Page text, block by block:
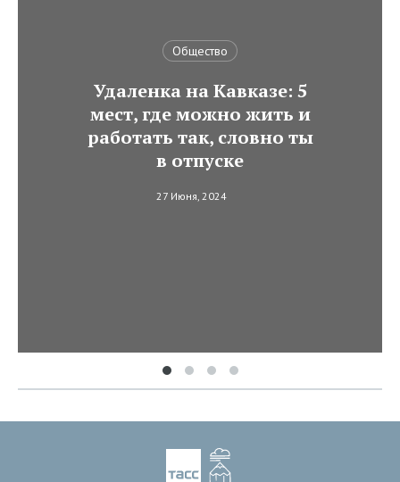
Общество
Удаленка на Кавказе: 5
мест, где можно жить и
работать так, словно ты
в отпуске
27 Июня, 2024